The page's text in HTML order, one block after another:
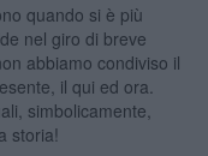
quando si è più
nel giro di breve
abbiamo condiviso il
il qui ed ora.
simbolicamente,
storia!